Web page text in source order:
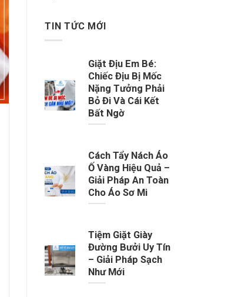
TIN TỨC MỚI
Giặt Địu Em Bé:
Chiếc Địu Bị Mốc
Nặng Tưởng Phải
Bỏ Đi Và Cái Kết
Bất Ngờ
Cách Tẩy Nách Áo
Ố Vàng Hiệu Quả –
Giải Pháp An Toàn
Cho Áo Sơ Mi
Tiệm Giặt Giày
Đường Bưởi Uy Tín
– Giải Pháp Sạch
Như Mới